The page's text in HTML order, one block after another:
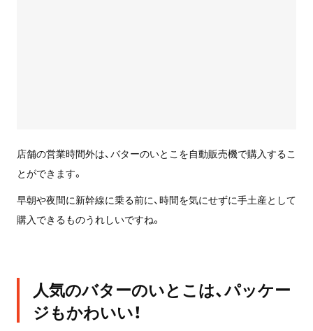
店舗の営業時間外は、バターのいとこを自動販売機で購入するこ
とができます。
早朝や夜間に新幹線に乗る前に、時間を気にせずに手土産として
購入できるものうれしいですね。
人気のバターのいとこは、パッケー
ジもかわいい！